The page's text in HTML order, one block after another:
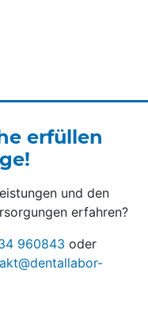
erfüllen
und den
erfahren?
960843 oder